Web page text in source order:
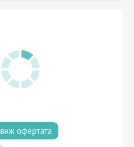
виж офертата